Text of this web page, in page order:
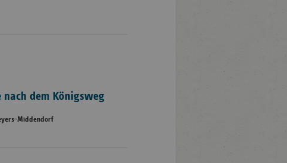
nach dem Königsweg
Middendorf